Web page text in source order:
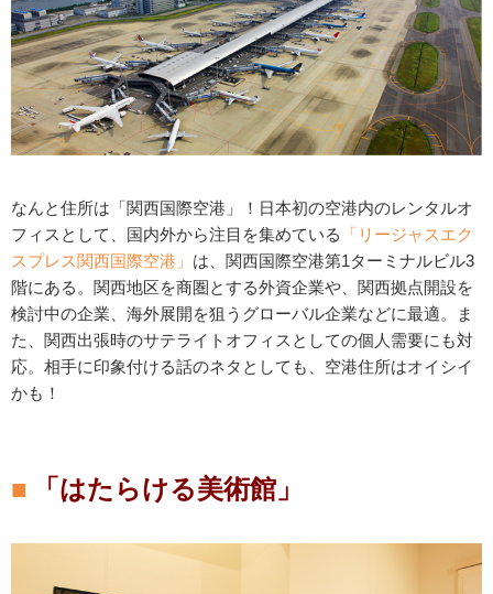
なんと住所は「関西国際空港」！日本初の空港内のレンタルオ
フィスとして、国内外から注目を集めている
「リージャスエク
スプレス関西国際空港」 は、関西国際空港第1ターミナルビル3
階にある。関西地区を商圏とする外資企業や、関西拠点開設を
検討中の企業、海外展開を狙うグローバル企業などに最適。ま
た、関西出張時のサテライトオフィスとしての個人需要にも対
応。相手に印象付ける話のネタとしても、空港住所はオイシイ
かも！
「はたらける美術館」